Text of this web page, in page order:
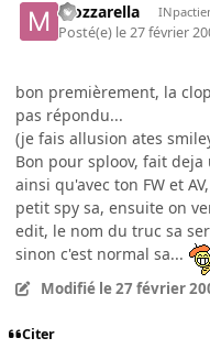
Mozzarella
Posté(e) le 27 février
bon premièrement, la
pas répondu...
(je fais allusion ates
Bon pour sploov, fait
ainsi qu'avec ton FW et
petit spy sa, ensuite on
edit, le nom du truc sa
sinon c'est normal sa...
Modifié le 27 février
Citer